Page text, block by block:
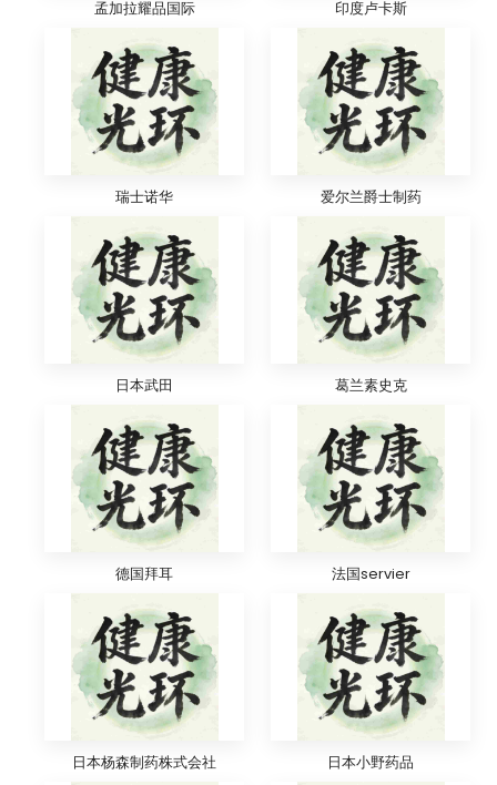
孟加拉耀品国际 印度卢卡斯
瑞士诺华 爱尔兰爵士制药
日本武田 葛兰素史克
德国拜耳 法国servier
日本杨森制药株式会社 日本小野药品